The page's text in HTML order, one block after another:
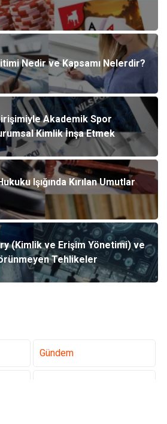
Nedir ve Kapsamı Nelerdir?
Akademik Spor
Kimlik İnşa Etmek
Işığında Kırılan Umutlar
(Kimlik ve Erişim Yönetimi) ve
Tehlikeler
Gündem